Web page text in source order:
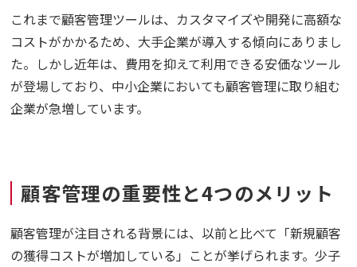
これまで顧客管理ツールは、カスタマイズや開発に高額な
コストがかかるため、大手企業が導入する傾向にありまし
た。しかし近年は、費用を抑えて利用できる安価なツール
が登場しており、中小企業においても顧客管理に取り組む
企業が急増しています。
顧客管理の重要性と4つのメリット
顧客管理が注目される背景には、以前と比べて「新規顧客
の獲得コストが増加している」ことが挙げられます。少子